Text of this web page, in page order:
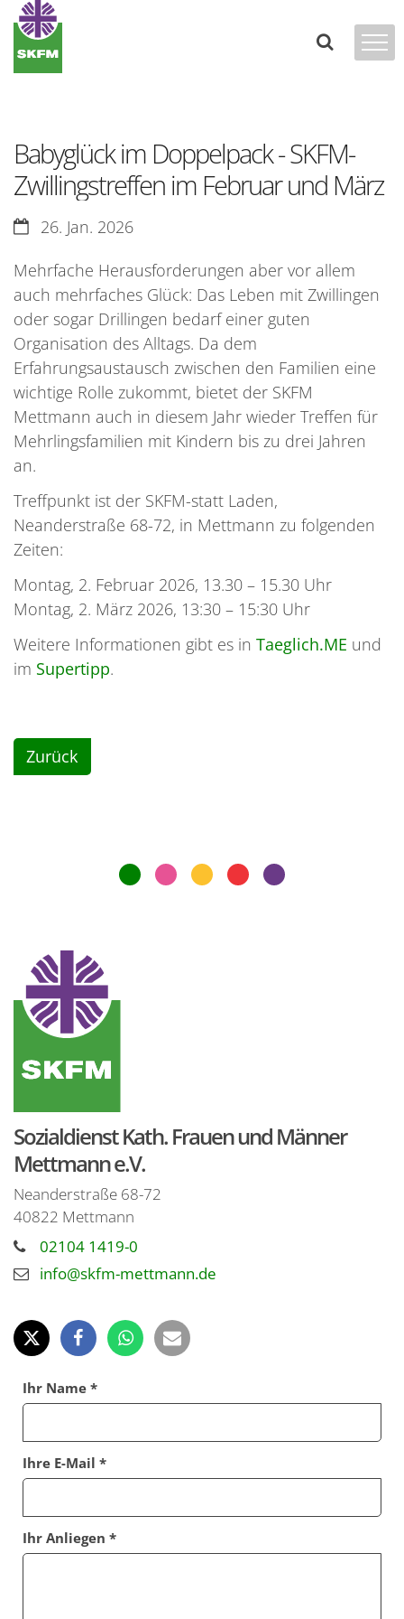
Zum Inhalt springen
Babyglück im Doppelpack - SKFM-
Zwillingstreffen im Februar und März
Datum:26. Jan. 2026
Mehrfache Herausforderungen aber vor allem
auch mehrfaches Glück: Das Leben mit Zwillingen
oder sogar Drillingen bedarf einer guten
Organisation des Alltags. Da dem
Erfahrungsaustausch zwischen den Familien eine
wichtige Rolle zukommt, bietet der SKFM
Mettmann auch in diesem Jahr wieder Treffen für
Mehrlingsfamilien mit Kindern bis zu drei Jahren
an.
Treffpunkt ist der SKFM-statt Laden,
Neanderstraße 68-72, in Mettmann zu folgenden
Zeiten:
Montag, 2. Februar 2026, 13.30 – 15.30 Uhr
Montag, 2. März 2026, 13:30 – 15:30 Uhr
Weitere Informationen gibt es in Taeglich.ME und
im Supertipp.
Zurück
Sozialdienst Kath. Frauen und Männer
Mettmann e.V.
Neanderstraße 68-72
40822 Mettmann
02104 1419-0
info@skfm-mettmann.de
Ihr Name *
Ihre E-Mail *
Ihr Anliegen *